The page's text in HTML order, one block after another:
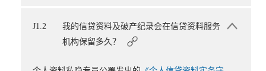
J1.2
我的信贷资料及破产纪录会在信贷资料服务
机构保留多久？